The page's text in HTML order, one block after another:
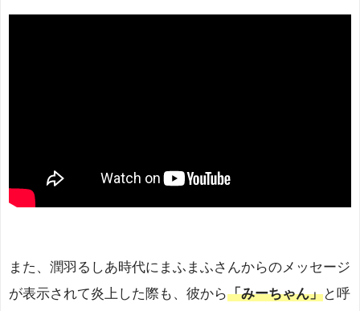
また、潤羽るしあ時代にまふまふさんからのメッセージ
が表示されて炎上した際も、彼から「みーちゃん」と呼